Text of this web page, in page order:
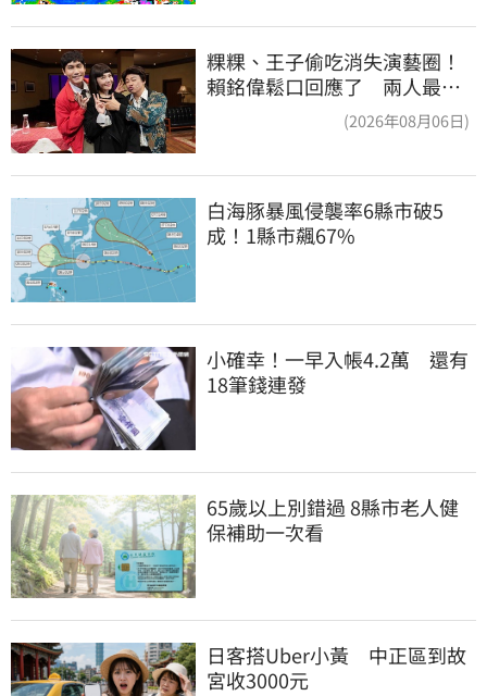
粿粿、王子偷吃消失演藝圈！
賴銘偉鬆口回應了 兩人最新
(2026年08月06日)
白海豚暴風侵襲率6縣市破5
成！1縣市飆67%
小確幸！一早入帳4.2萬　還有
18筆錢連發
65歲以上別錯過 8縣市老人健
保補助一次看
日客搭Uber小黃　中正區到故
宮收3000元